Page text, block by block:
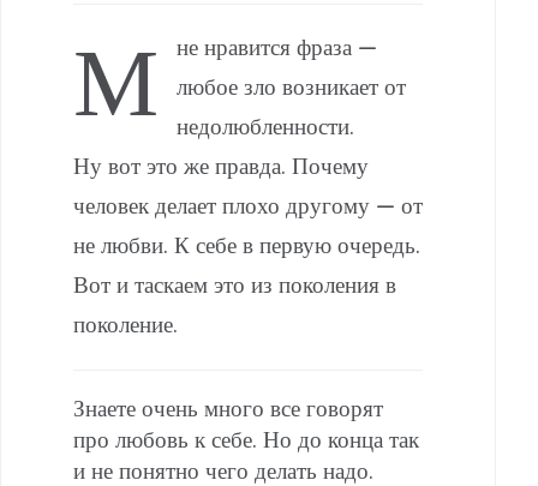
М
не нравится фраза —
любое зло возникает от
недолюбленности.
Ну вот это же правда. Почему
человек делает плохо другому — от
не любви. К себе в первую очередь.
Вот и таскаем это из поколения в
поколение.
Знаете очень много все говорят
про любовь к себе. Но до конца так
и не понятно чего делать надо.